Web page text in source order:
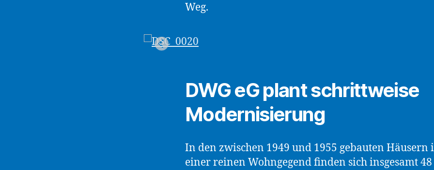
Weg.
DWG eG plant schrittweise
Modernisierung
In den zwischen 1949 und 1955 gebauten Häusern
einer reinen Wohngegend finden sich insgesamt 48